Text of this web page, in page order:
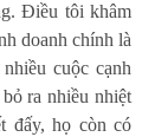
Điều tôi khâm
doanh chính là
cuộc cạnh
ra nhiều nhiệt
đấy, họ còn có